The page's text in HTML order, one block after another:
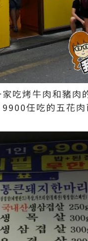
吃烤牛肉和豬
任吃的五花